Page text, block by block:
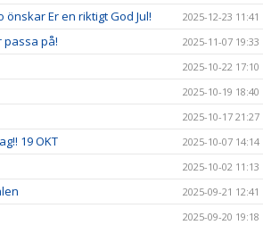
Er en riktigt God Jul! 2025-12-23 11:41
passa på! 2025-11-07 19:33
2025-10-22 17:10
2025-10-19 18:40
2025-10-17 21:27
19 OKT 2025-10-07 14:14
2025-10-02 11:13
2025-09-21 12:41
2025-09-20 19:18